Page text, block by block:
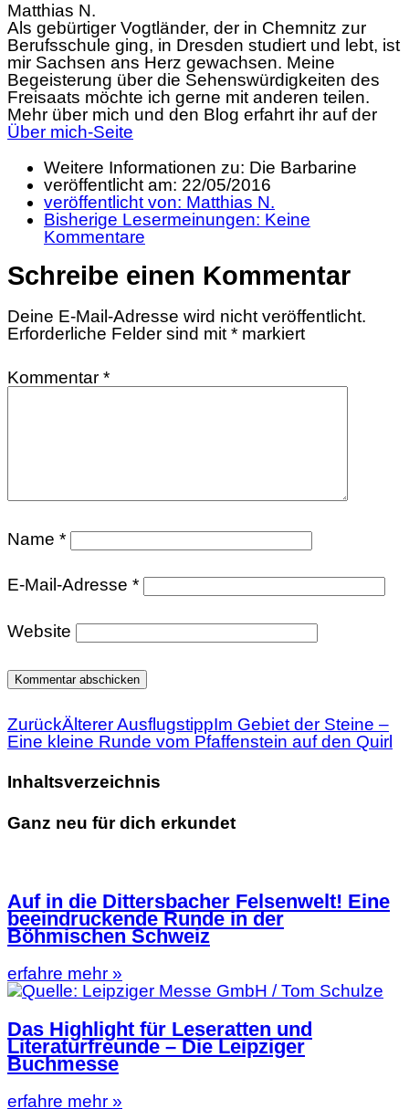
Matthias N.
Als gebürtiger Vogtländer, der in Chemnitz zur
Berufsschule ging, in Dresden studiert und lebt, ist
mir Sachsen ans Herz gewachsen. Meine
Begeisterung über die Sehenswürdigkeiten des
Freisaats möchte ich gerne mit anderen teilen.
Mehr über mich und den Blog erfahrt ihr auf der
Über mich-Seite
Weitere Informationen zu: Die Barbarine
veröffentlicht am: 22/05/2016
veröffentlicht von: Matthias N.
Bisherige Lesermeinungen: Keine
Kommentare
Schreibe einen Kommentar
Deine E-Mail-Adresse wird nicht veröffentlicht.
Erforderliche Felder sind mit * markiert
Kommentar *
Name *
E-Mail-Adresse *
Website
ZurückÄlterer AusflugstippIm Gebiet der Steine –
Eine kleine Runde vom Pfaffenstein auf den Quirl
Inhaltsverzeichnis
Ganz neu für dich erkundet
Auf in die Dittersbacher Felsenwelt! Eine
beeindruckende Runde in der
Böhmischen Schweiz
erfahre mehr »
Das Highlight für Leseratten und
Literaturfreunde – Die Leipziger
Buchmesse
erfahre mehr »